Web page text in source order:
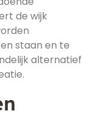
de wijk
staan en te
alternatief